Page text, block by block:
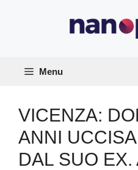
Menu
VICENZA:
ANNI
DAL SUO EX.